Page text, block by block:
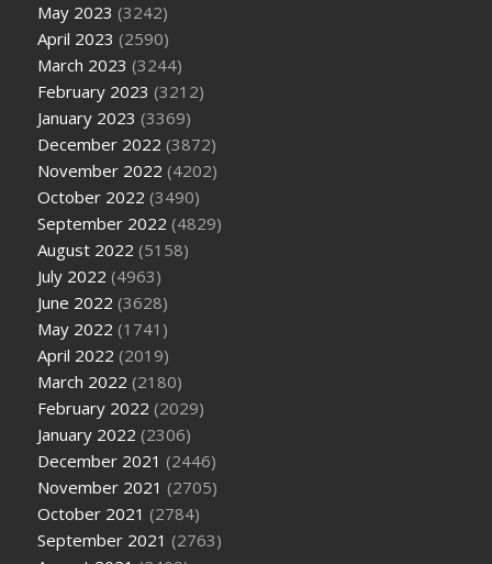
May 2023 (3242)
April 2023 (2590)
March 2023 (3244)
February 2023 (3212)
January 2023 (3369)
December 2022 (3872)
November 2022 (4202)
October 2022 (3490)
September 2022 (4829)
August 2022 (5158)
July 2022 (4963)
June 2022 (3628)
May 2022 (1741)
April 2022 (2019)
March 2022 (2180)
February 2022 (2029)
January 2022 (2306)
December 2021 (2446)
November 2021 (2705)
October 2021 (2784)
September 2021 (2763)